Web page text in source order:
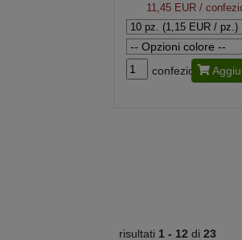
11,45 EUR/
confezione
risultati 1 - 12 di 23